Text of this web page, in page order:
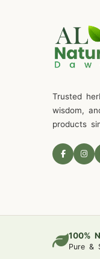
Trusted
wisdom,
products
100%
Pure &